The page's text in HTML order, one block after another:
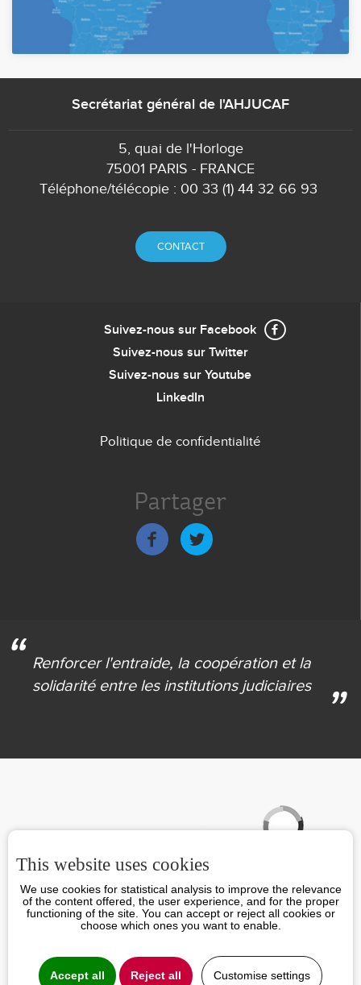
Secrétariat général de l'AHJUCAF
5, quai de l'Horloge
75001 PARIS - FRANCE
Téléphone/télécopie : 00 33 (1) 44 32 66 93
CONTACT
Suivez-nous sur Facebook
Suivez-nous sur Twitter
Suivez-nous sur Youtube
LinkedIn
Politique de confidentialité
Partager
Renforcer l'entraide, la coopération et la
solidaritéentre les institutions judiciaires
This website uses cookies
We use cookies for statistical analysis to improve the relevance
of the content offered, the user experience, and for the proper
functioning of the site. You can accept or reject all cookies or
choose which ones you want to enable.
Accept all Reject all Customise settings